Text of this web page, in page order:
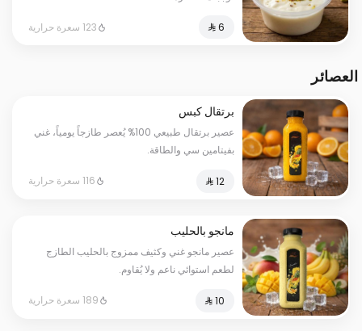
123 سعرة حرارية
العصائر
برتقال كبس
عصير برتقال طبيعي 100% يُعصر طازجاً يومياً، غني
بفيتامين سي والطاقة.
⁨⁦‪‬ 12⁩ 116 سعرة حرارية
مانجو بالحليب
عصير مانجو غني وكثيف ممزوج بالحليب الطازج
لطعم استوائي ناعم ولا يُقاوم.
189 سعرة حرارية